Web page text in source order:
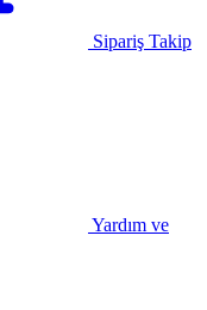
Sipariş Takip
Yardım ve